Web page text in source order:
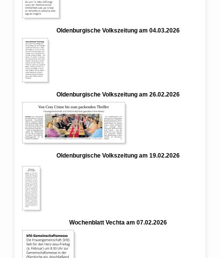
Oldenburgische Volkszeitung am 04.03.2026
Oldenburgische Volkszeitung am 26.02.2026
Oldenburgische Volkszeitung am 19.02.2026
Wochenblatt Vechta am 07.02.2026